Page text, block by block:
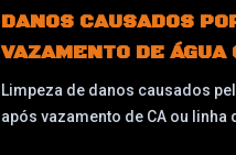
DANOS CAUSADOS
VAZAMENTO DE ÁGUA
Limpeza de danos causados
após vazamento de CA ou linha